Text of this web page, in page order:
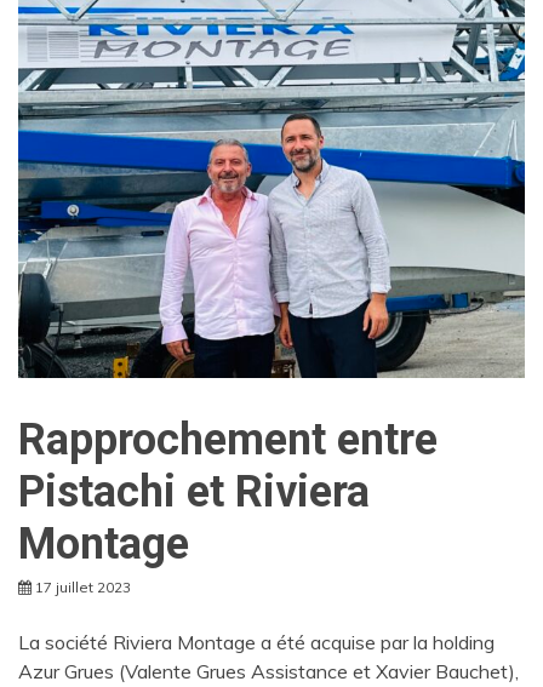
Rapprochement entre
Pistachi et Riviera
Montage
17 juillet 2023
La société Riviera Montage a été acquise par la holding
Azur Grues (Valente Grues Assistance et Xavier Bauchet),